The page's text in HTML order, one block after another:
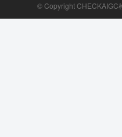
© Copyright CHECKAIGC